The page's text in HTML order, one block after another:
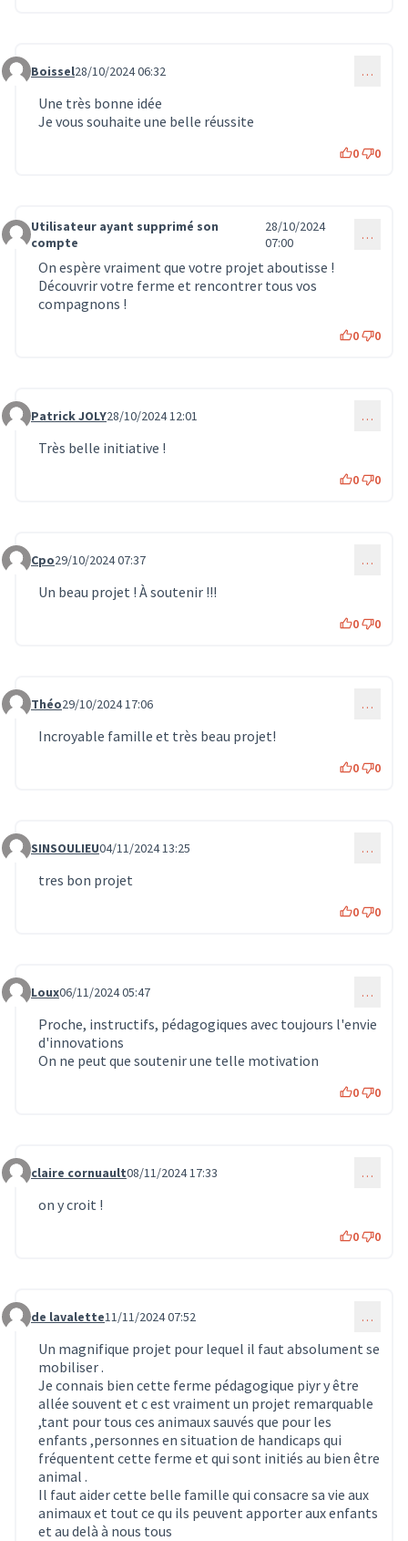
Commentaire 858
Boissel28/10/2024 06:32 …
Une très bonne idée
Je vous souhaite une belle réussite
0 0
Commentaire 859
Utilisateur ayant supprimé son
compte
28/10/2024
07:00
…
On espère vraiment que votre projet aboutisse !
Découvrir votre ferme et rencontrer tous vos
compagnons !
0 0
Commentaire 862
Patrick JOLY28/10/2024 12:01 …
Très belle initiative !
0 0
Commentaire 873
Cpo29/10/2024 07:37 …
Un beau projet ! À soutenir !!!
0 0
Commentaire 907
Théo29/10/2024 17:06 …
Incroyable famille et très beau projet!
0 0
Commentaire 977
SINSOULIEU04/11/2024 13:25 …
tres bon projet
0 0
Commentaire 1010
Loux06/11/2024 05:47 …
Proche, instructifs, pédagogiques avec toujours l'envie
d'innovations
On ne peut que soutenir une telle motivation
0 0
Commentaire 1098
claire cornuault08/11/2024 17:33 …
on y croit !
0 0
Commentaire 1125
de lavalette11/11/2024 07:52 …
Un magnifique projet pour lequel il faut absolument se
mobiliser .
Je connais bien cette ferme pédagogique piyr y être
allée souvent et c est vraiment un projet remarquable
,tant pour tous ces animaux sauvés que pour les
enfants ,personnes en situation de handicaps qui
fréquentent cette ferme et qui sont initiés au bien être
animal .
Il faut aider cette belle famille qui consacre sa vie aux
animaux et tout ce qu ils peuvent apporter aux enfants
et au delà à nous tous